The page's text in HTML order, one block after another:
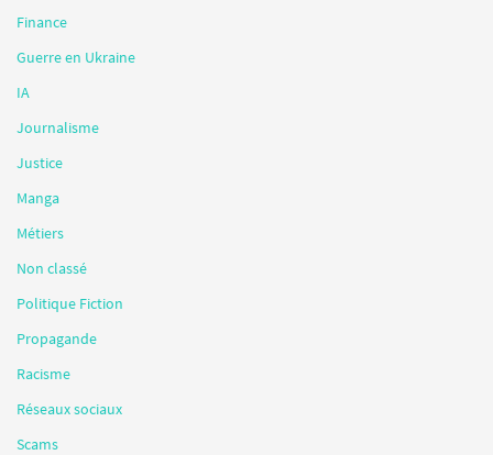
Finance
Guerre en Ukraine
IA
Journalisme
Justice
Manga
Métiers
Non classé
Politique Fiction
Propagande
Racisme
Réseaux sociaux
Scams